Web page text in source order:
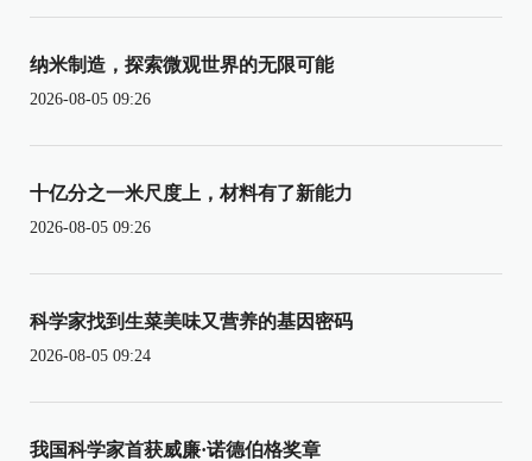
纳米制造，探索微观世界的无限可能
2026-08-05 09:26
十亿分之一米尺度上，材料有了新能力
2026-08-05 09:26
科学家找到生菜美味又营养的基因密码
2026-08-05 09:24
我国科学家首获威廉·诺德伯格奖章